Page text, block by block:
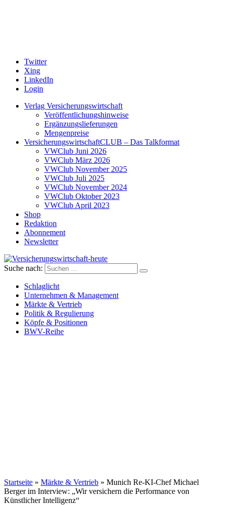
Twitter
Xing
LinkedIn
Login
Verlag Versicherungswirtschaft
Veröffentlichungshinweise
Ergänzungslieferungen
Mengenpreise
VersicherungswirtschaftCLUB – Das Talkformat
VWClub Juni 2026
VWClub März 2026
VWClub November 2025
VWClub Juli 2025
VWClub November 2024
VWClub Oktober 2023
VWClub April 2023
Shop
Redaktion
Abonnement
Newsletter
Versicherungswirtschaft-heute
Suche nach:
Schlaglicht
Unternehmen & Management
Märkte & Vertrieb
Politik & Regulierung
Köpfe & Positionen
BWV-Reihe
Startseite » Märkte & Vertrieb » Munich Re-KI-Chef Michael
Berger im Interview: „Wir versichern die Performance von
Künstlicher Intelligenz“